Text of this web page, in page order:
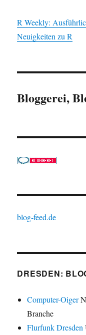
R Weekly:
Neuigkeiten zu R
Bloggerei,
blog-feed.de
DRESDEN:
Computer-Oiger
Branche
Flurfunk Dresden